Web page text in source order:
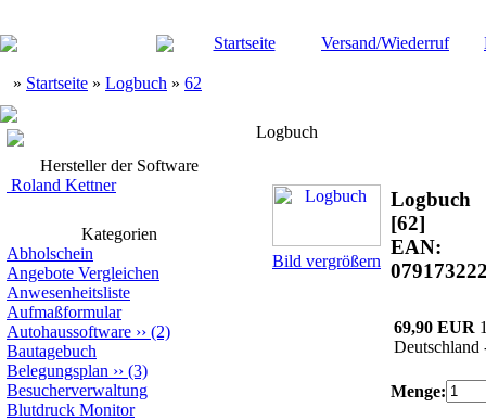
Startseite Versand/Wiederruf
» Startseite » Logbuch » 62
Hersteller der Software
Roland Kettner
Kategorien
Abholschein
Angebote Vergleichen
Anwesenheitsliste
Aufmaßformular
Autohaussoftware ›› (2)
Bautagebuch
Belegungsplan ›› (3)
Besucherverwaltung
Blutdruck Monitor
Logbuch
Bild vergrößern
Logbuch
[62]
EAN:
69,90 EUR
Deutschland
Menge: